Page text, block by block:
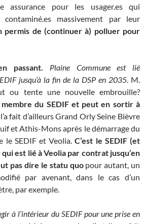
assurance pour les usager.es qui
massivement par leur
permis de (continuer à) polluer pour
passant.
Plaine Commune est lié
jusqu’à la fin de la DSP en 2035. M.
ou tente une nouvelle embrouille?
du SEDIF et peut en sortir à
fait d’ailleurs Grand Orly Seine Bièvre
et Athis-Mons après le démarrage du
le SEDIF et Veolia.C’est le SEDIF (et
est lié à Veolia par contrat jusqu’en
pas dire le statu quopour autant, un
par avenant, dans le cas d’un
par exemple.
à l’intérieur du SEDIF pour une prise en